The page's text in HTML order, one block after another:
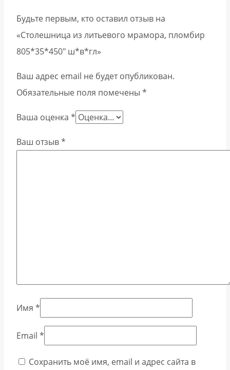
Будьте первым, кто оставил отзыв на
«Столешница из литьевого мрамора, пломбир
805*35*450″ ш*в*гл»
Ваш адрес email не будет опубликован.
Обязательные поля помечены *
Ваша оценка *
Ваш отзыв*
Имя *
Email *
Сохранить моё имя, email и адрес сайта в